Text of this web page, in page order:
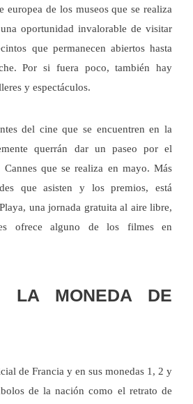
europea de los museos que se realiza
oportunidad invalorable de visitar
que permanecen abiertos hasta
Por si fuera poco, también hay
y espectáculos.
del cine que se encuentren en la
querrán dar un paseo por el
Cannes que se realiza en mayo. Más
que asisten y los premios, está
una jornada gratuita al aire libre,
ofrece alguno de los filmes en
LA MONEDA DE
de Francia y en sus monedas 1, 2 y
de la nación como el retrato de